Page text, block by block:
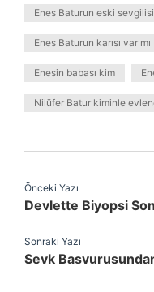
Enes Baturun eski
Enes Baturun karısı var mı
Enesin babası kim
Nilüfer Batur kiminle
Önceki Yazı
Devlette Biyopsi
Sonraki Yazı
Sevk